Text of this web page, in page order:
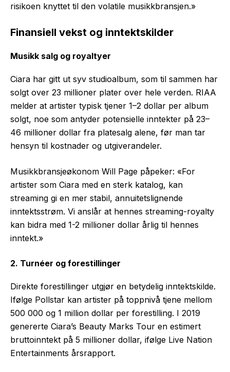
risikoen knyttet til den volatile musikkbransjen.»
Finansiell vekst og inntektskilder
Musikk salg og royaltyer
Ciara har gitt ut syv studioalbum, som til sammen har
solgt over 23 millioner plater over hele verden. RIAA
melder at artister typisk tjener 1–2 dollar per album
solgt, noe som antyder potensielle inntekter på 23–
46 millioner dollar fra platesalg alene, før man tar
hensyn til kostnader og utgiverandeler.
Musikkbransjeøkonom Will Page påpeker: «For
artister som Ciara med en sterk katalog, kan
streaming gi en mer stabil, annuitetslignende
inntektsstrøm. Vi anslår at hennes streaming-royalty
kan bidra med 1-2 millioner dollar årlig til hennes
inntekt.»
2. Turnéer og forestillinger
Direkte forestillinger utgjør en betydelig inntektskilde.
Ifølge Pollstar kan artister på toppnivå tjene mellom
500 000 og 1 million dollar per forestilling. I 2019
genererte Ciara’s Beauty Marks Tour en estimert
bruttoinntekt på 5 millioner dollar, ifølge Live Nation
Entertainments årsrapport.